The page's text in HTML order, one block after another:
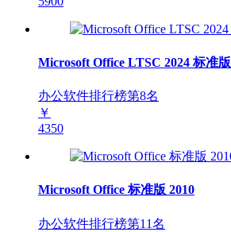
Microsoft Office LTSC 2024 标准版
办公软件排行榜第8名
￥
4350
Microsoft Office 标准版 2010
办公软件排行榜第11名